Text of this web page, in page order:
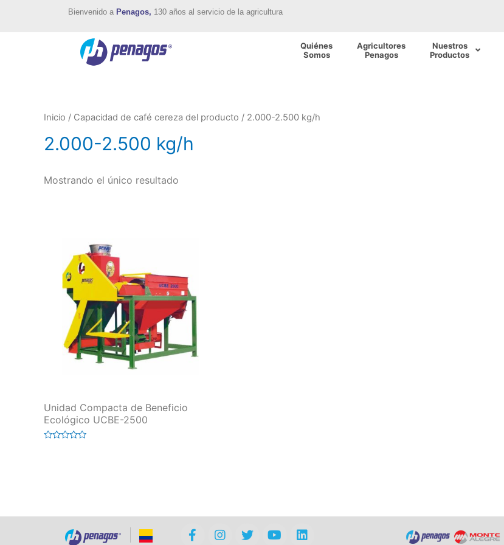
Bienvenido a Penagos, 130 años al servicio de la agricultura
Quiénes
Somos
Agricultores
Penagos
Nuestros
Productos
Inicio / Capacidad de café cereza del producto / 2.000-2.500 kg/h
2.000-2.500 kg/h
Mostrando el único resultado
Unidad Compacta de Beneficio
Ecológico UCBE-2500